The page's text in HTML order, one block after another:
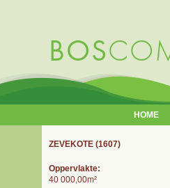
BOS
HOME
ZEVEKOTE (1607)
Oppervlakte:
40 000,00m²